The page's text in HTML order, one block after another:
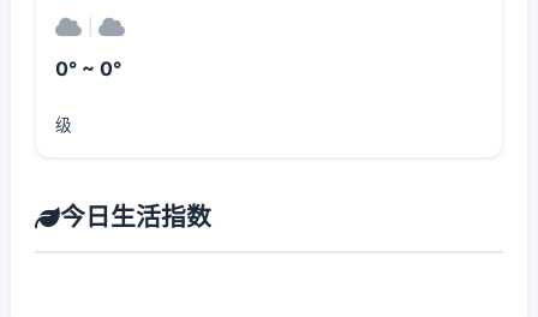
0° ~ 0°
级
今日生活指数